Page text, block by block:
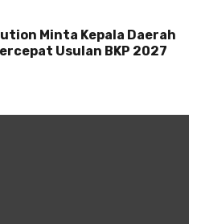
Minta Kepala Daerah
Usulan BKP 2027